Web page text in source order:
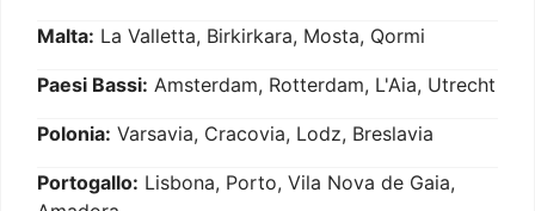
Malta: La Valletta, Birkirkara, Mosta, Qormi
Paesi Bassi: Amsterdam, Rotterdam, L'Aia, Utrecht
Polonia: Varsavia, Cracovia, Lodz, Breslavia
Portogallo: Lisbona, Porto, Vila Nova de Gaia,